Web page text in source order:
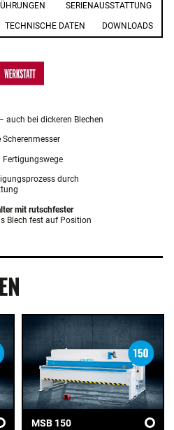
SERIENAUSSTATTUNG
TECHNISCHE DATEN DOWNLOADS
bei dickeren Blechen
Scherenmesser
Fertigungswege
durch
mit rutschfester
Blech fest auf Position
MSB 150